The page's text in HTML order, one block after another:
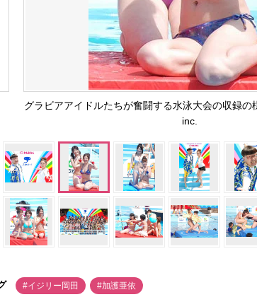
グラビアアイドルたちが奮闘する水泳大会の収録
inc.
#イジリー岡田 #加護亜依